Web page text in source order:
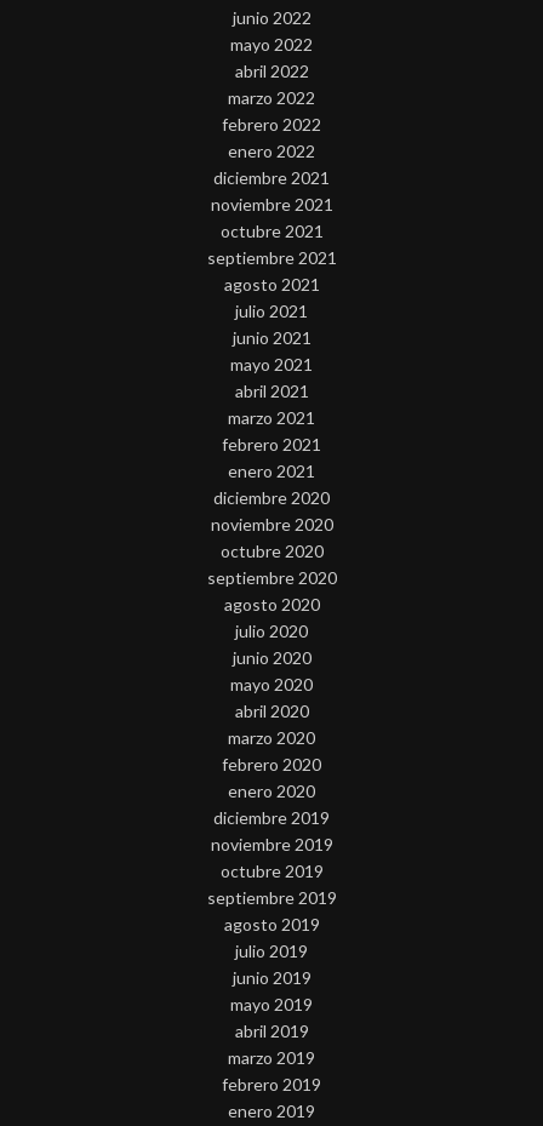
junio 2022
mayo 2022
abril 2022
marzo 2022
febrero 2022
enero 2022
diciembre 2021
noviembre 2021
octubre 2021
septiembre 2021
agosto 2021
julio 2021
junio 2021
mayo 2021
abril 2021
marzo 2021
febrero 2021
enero 2021
diciembre 2020
noviembre 2020
octubre 2020
septiembre 2020
agosto 2020
julio 2020
junio 2020
mayo 2020
abril 2020
marzo 2020
febrero 2020
enero 2020
diciembre 2019
noviembre 2019
octubre 2019
septiembre 2019
agosto 2019
julio 2019
junio 2019
mayo 2019
abril 2019
marzo 2019
febrero 2019
enero 2019